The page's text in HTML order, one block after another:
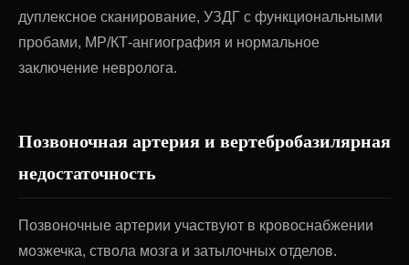
дуплексное сканирование, УЗДГ с функциональными
пробами, МР/КТ-ангиография и нормальное
заключение невролога.
Позвоночная артерия и вертебробазилярная
недостаточность
Позвоночные артерии участвуют в кровоснабжении
мозжечка, ствола мозга и затылочных отделов.